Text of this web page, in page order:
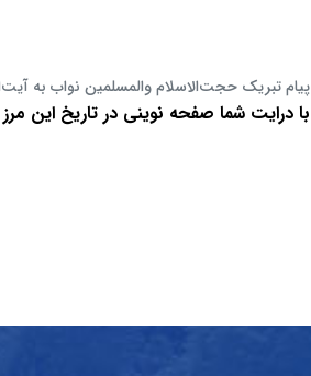
پیام تبریک حجت‌الاسلام والمسلمین نواب به
با درایت شما صفحه نوینی در تاریخ این